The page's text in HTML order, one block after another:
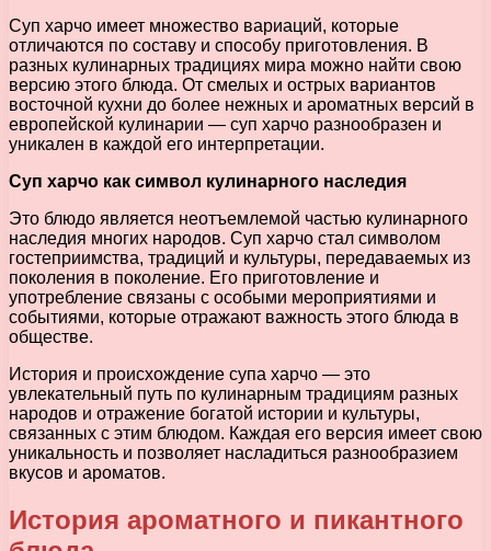
Суп харчо имеет множество вариаций, которые
отличаются по составу и способу приготовления. В
разных кулинарных традициях мира можно найти свою
версию этого блюда. От смелых и острых вариантов
восточной кухни до более нежных и ароматных версий в
европейской кулинарии — суп харчо разнообразен и
уникален в каждой его интерпретации.
Суп харчо как символ кулинарного наследия
Это блюдо является неотъемлемой частью кулинарного
наследия многих народов. Суп харчо стал символом
гостеприимства, традиций и культуры, передаваемых из
поколения в поколение. Его приготовление и
употребление связаны с особыми мероприятиями и
событиями, которые отражают важность этого блюда в
обществе.
История и происхождение супа харчо — это
увлекательный путь по кулинарным традициям разных
народов и отражение богатой истории и культуры,
связанных с этим блюдом. Каждая его версия имеет свою
уникальность и позволяет насладиться разнообразием
вкусов и ароматов.
История ароматного и пикантного